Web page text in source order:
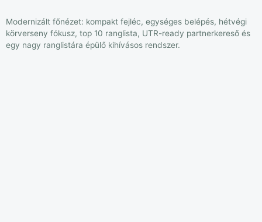
Modernizált főnézet: kompakt fejléc, egységes belépés, hétvégi
körverseny fókusz, top 10 ranglista, UTR-ready partnerkereső és
egy nagy ranglistára épülő kihívásos rendszer.